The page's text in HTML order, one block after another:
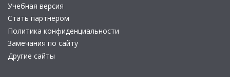
Учебная версия
Стать партнером
Политика конфиденциальности
Замечания по сайту
Другие сайты